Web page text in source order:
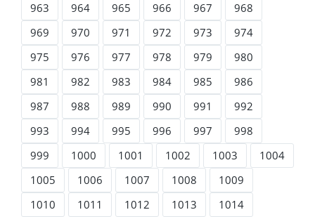
963
964 965 966 967
968
969
970 971 972 973
974
975
976 977 978 979
980
981
982 983 984 985
986
987
988 989 990 991
992
993
994 995 996 997
998
999
1000 1001 1002 1003
1004
1005
1006 1007 1008
1009
1010
1011 1012 1013
1014